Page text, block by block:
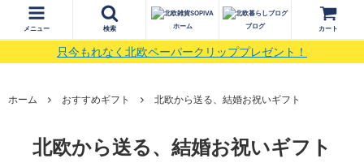
只今もれなく北欧ペーパークリッププレゼント！
メニュー 検索 ホーム ブログ カート
ホーム おすすめギフト 北欧から送る、結婚お祝いギフト
北欧から送る、結婚お祝いギフト